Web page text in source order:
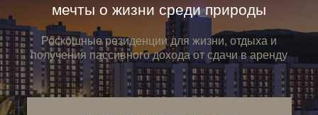
Роскошные резиденции для жизни, отдыха и
получения пассивного дохода от сдачи в аренду
мечты о жизни среди природы